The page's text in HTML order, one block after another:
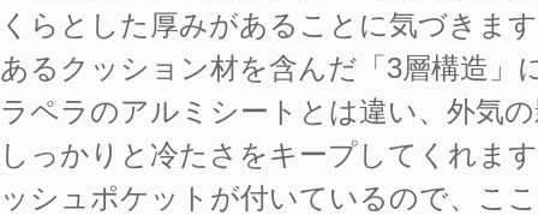
くらとした厚みがあることに気づきま
あるクッション材を含んだ「3層構造」
ラペラのアルミシートとは違い、外気
しっかりと冷たさをキープしてくれま
ッシュポケットが付いているので、こ